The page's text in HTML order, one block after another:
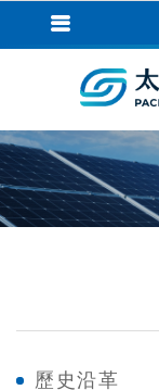
歷史沿革